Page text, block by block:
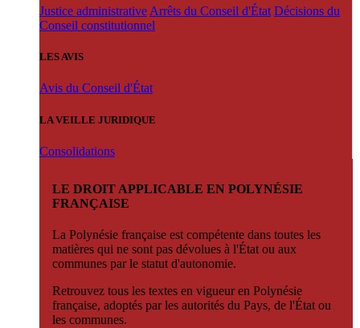
Justice administrative Arrêts du Conseil d'État Décisions du
Conseil constitutionnel
LES AVIS
Avis du Conseil d'État
LA VEILLE JURIDIQUE
Consolidations
LE DROIT APPLICABLE EN POLYNÉSIE
FRANÇAISE
La Polynésie française est compétente dans toutes les
matières qui ne sont pas dévolues à l'État ou aux
communes par le statut d'autonomie.
Retrouvez tous les textes en vigueur en Polynésie
française, adoptés par les autorités du Pays, de l'État ou
les communes.